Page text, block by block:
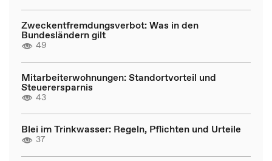
Zweckentfremdungsverbot: Was in den
Bundesländern gilt
49
Mitarbeiterwohnungen: Standortvorteil und
Steuerersparnis
43
Blei im Trinkwasser: Regeln, Pflichten und Urteile
37